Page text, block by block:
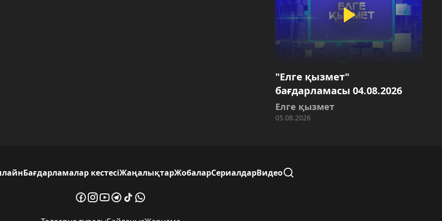
"Елге қызмет"
бағдарламасы 04.08.2026
Елге қызмет
05.08.2026
Бағдарламалар кестесіЖаңалықтарЖобаларСериалдарВидео